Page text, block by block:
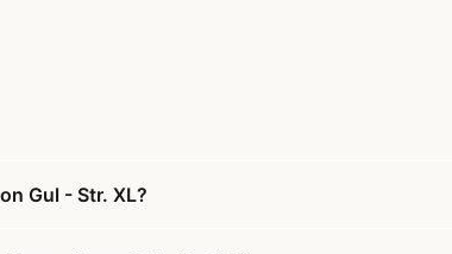
Gul - Str. XL?